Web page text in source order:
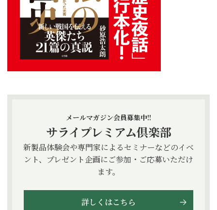
メールマガジン会員募集中!!
サライプレミアム倶楽部
新製品体験会や専門家によるセミナーなどのイベ
ント、プレゼント企画にご参加・ご応募いただけ
ます。
詳しくはこちら